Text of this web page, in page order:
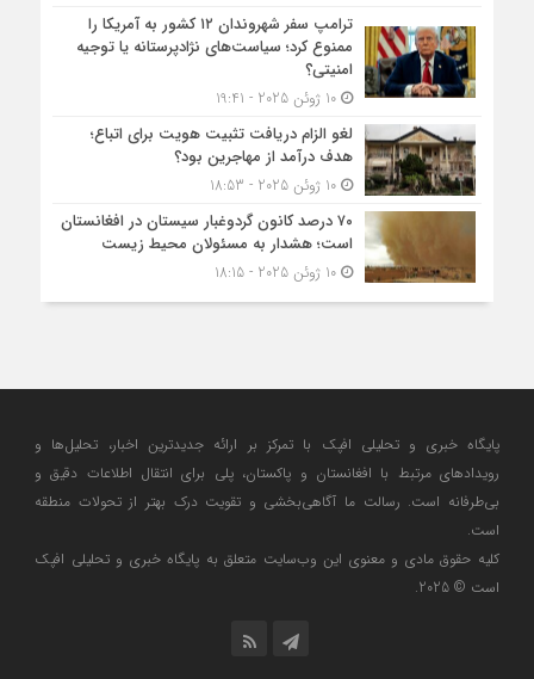
ترامپ سفر شهروندان ۱۲ کشور به آمریکا را
ممنوع کرد؛ سیاست‌های نژادپرستانه یا توجیه
امنیتی؟
10 ژوئن 2025 - 19:41
لغو الزام دریافت تثبیت هویت برای اتباع؛
هدف درآمد از مهاجرین بود؟
10 ژوئن 2025 - 18:53
۷۰ درصد کانون گردوغبار سیستان در افغانستان
است؛ هشدار به مسئولان محیط زیست
10 ژوئن 2025 - 18:15
پایگاه خبری و تحلیلی افپک با تمرکز بر ارائه جدیدترین اخبار، تحلیل‌ها و
رویدادهای مرتبط با افغانستان و پاکستان، پلی برای انتقال اطلاعات دقیق و
بی‌طرفانه است. رسالت ما آگاهی‌بخشی و تقویت درک بهتر از تحولات منطقه
است.
کلیه حقوق مادی و معنوی این وب‌سایت متعلق به پایگاه خبری و تحلیلی افپک
است © 2025.